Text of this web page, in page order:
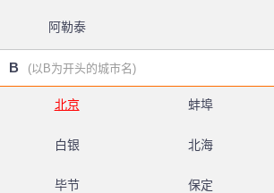
阿勒泰
B (以B为开头的城市名)
北京 蚌埠
白银 北海
毕节 保定